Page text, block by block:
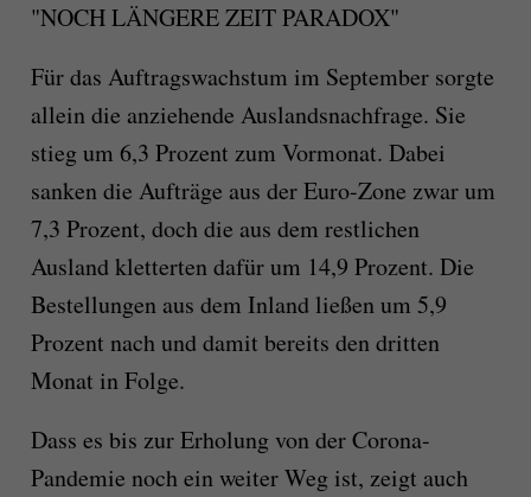
"NOCH LÄNGERE ZEIT PARADOX"
Für das Auftragswachstum im September sorgte
allein die anziehende Auslandsnachfrage. Sie
stieg um 6,3 Prozent zum Vormonat. Dabei
sanken die Aufträge aus der Euro-Zone zwar um
7,3 Prozent, doch die aus dem restlichen
Ausland kletterten dafür um 14,9 Prozent. Die
Bestellungen aus dem Inland ließen um 5,9
Prozent nach und damit bereits den dritten
Monat in Folge.
Dass es bis zur Erholung von der Corona-
Pandemie noch ein weiter Weg ist, zeigt auch